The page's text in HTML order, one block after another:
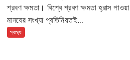
শ্রবণ ক্ষমতা। বিশ্বে শ্রবণ ক্ষমতা হ্রাস পাওয়া
মানষের সংখ্যা প্রতিনিয়তই...
স্বাস্থ্য